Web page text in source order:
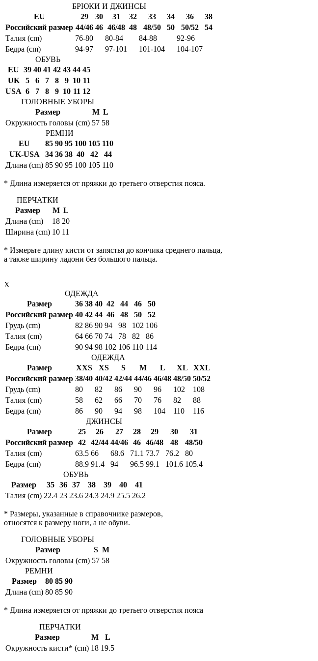
БРЮКИ И ДЖИНСЫ
EU
29 30 31 32 33 34 36
38
Российский размер 44/46 46 46/48 48 48/50 50 50/52
54
Талия (cm)
76-80 80-84 84-88
92-96
Бедра (cm)
94-97 97-101 101-104
104-107
ОБУВЬ
EU 39 40 41 42 43 44 45
UK
5 6 7 8 9 10 11
USA 6 7 8 9 10 11 12
ГОЛОВНЫЕ УБОРЫ
Размер
M L
Окружность головы (cm) 57 58
РЕМНИ
EU
85 90 95 100 105 110
UK-USA
34 36 38 40 42
44
Длина (cm) 85 90 95 100 105 110
* Длина измеряется от пряжки до третьего отверстия пояса.
ПЕРЧАТКИ
Размер
M L
Длина (cm)
18 20
Ширина (cm) 10 11
* Измерьте длину кисти от запястья до кончика среднего пальца,
а также ширину ладони без большого пальца.
X
ОДЕЖДА
Размер
36 38 40 42 44 46
50
Российский размер 40 42 44 46 48 50
52
Грудь (cm)
82 86 90 94 98 102 106
Талия (cm)
64 66 70 74 78 82
86
Бедра (cm)
90 94 98 102 106 110 114
ОДЕЖДА
Размер
XXS XS S M L XL
XXL
Российский размер 38/40 40/42 42/44 44/46 46/48 48/50 50/52
Грудь (cm)
80 82 86 90 96 102
108
Талия (cm)
58 62 66 70 76 82
88
Бедра (cm)
86 90 94 98 104 110
116
ДЖИНСЫ
Размер
25 26 27 28 29 30
31
Российский размер 42 42/44 44/46 46 46/48 48
48/50
Талия (cm)
63.5 66 68.6 71.1 73.7 76.2
80
Бедра (cm)
88.9 91.4 94 96.5 99.1 101.6 105.4
ОБУВЬ
Размер
35 36 37 38 39 40
41
Талия (cm) 22.4 23 23.6 24.3 24.9 25.5 26.2
* Размеры, указанные в справочнике размеров,
относятся к размеру ноги, а не обуви.
ГОЛОВНЫЕ УБОРЫ
Размер
S M
Окружность головы (cm) 57 58
РЕМНИ
Размер
80 85 90
Длина (cm) 80 85 90
* Длина измеряется от пряжки до третьего отверстия пояса
ПЕРЧАТКИ
Размер
M
L
Окружность кисти* (cm) 18 19.5